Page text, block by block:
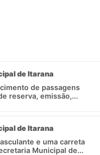
de Itarana
de passagens
reserva, emissão,...
de Itarana
e uma carreta
Municipal de...